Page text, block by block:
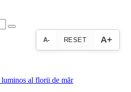
A- RESET A+
al florii de măr